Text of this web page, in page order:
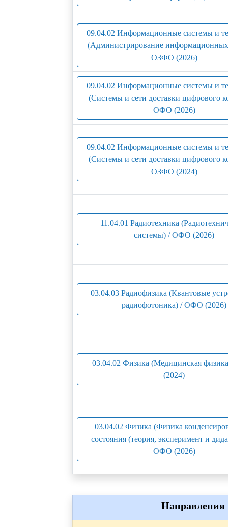
09.04.02 Информационные системы и
(Администрирование
ОЗФО (2026)
09.04.02 Информационные системы и
(Системы и сети доставки цифрового
ОФО (2026)
09.04.02 Информационные системы и
(Системы и сети доставки цифрового
ОЗФО (2024)
11.04.01 Радиотехника
системы) / ОФО (2026)
03.04.03 Радиофизика (Квантовые
радиофотоника) / ОФО (2026)
03.04.02 Физика (Медицинская
(2024)
03.04.02 Физика (Физика
состояния (теория, эксперимент и
ОФО (2026)
Направления